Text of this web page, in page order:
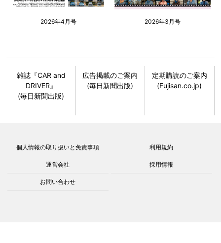
2026年4月号 2026年3月号
雑誌『CAR and
DRIVER』
(毎日新聞出版)
広告掲載のご案内
(毎日新聞出版)
定期購読のご案内
(Fujisan.co.jp)
個人情報の取り扱いと免責事項 利用規約
運営会社 採用情報
お問い合わせ